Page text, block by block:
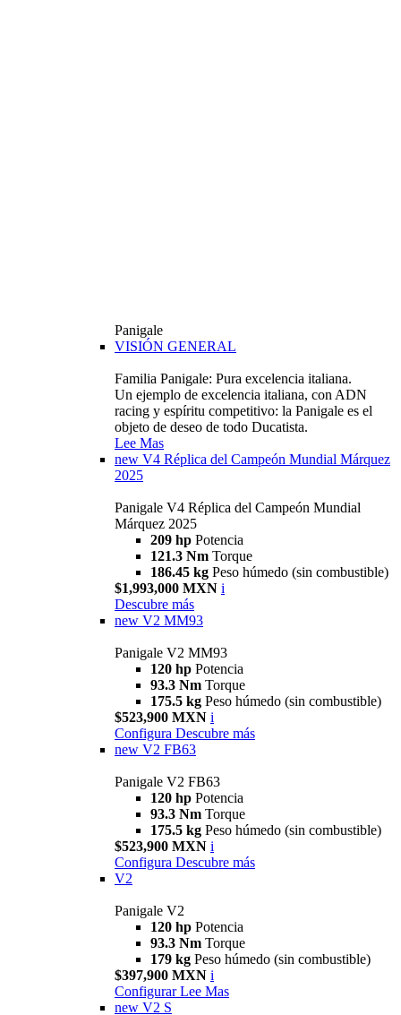
Panigale
VISIÓN GENERAL
Familia Panigale: Pura excelencia italiana.
Un ejemplo de excelencia italiana, con ADN
racing y espíritu competitivo: la Panigale es el
objeto de deseo de todo Ducatista.
Lee Mas
new V4 Réplica del Campeón Mundial Márquez
2025
Panigale V4 Réplica del Campeón Mundial
Márquez 2025
209 hp Potencia
121.3 Nm Torque
186.45 kg Peso húmedo (sin combustible)
$1,993,000 MXN i
Descubre más
new V2 MM93
Panigale V2 MM93
120 hp Potencia
93.3 Nm Torque
175.5 kg Peso húmedo (sin combustible)
$523,900 MXN i
Configura Descubre más
new V2 FB63
Panigale V2 FB63
120 hp Potencia
93.3 Nm Torque
175.5 kg Peso húmedo (sin combustible)
$523,900 MXN i
Configura Descubre más
V2
Panigale V2
120 hp Potencia
93.3 Nm Torque
179 kg Peso húmedo (sin combustible)
$397,900 MXN i
Configurar Lee Mas
new V2 S